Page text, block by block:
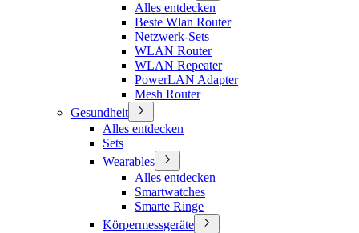
Alles entdecken
Beste Wlan Router
Netzwerk-Sets
WLAN Router
WLAN Repeater
PowerLAN Adapter
Mesh Router
Gesundheit
Alles entdecken
Sets
Wearables
Alles entdecken
Smartwatches
Smarte Ringe
Körpermessgeräte